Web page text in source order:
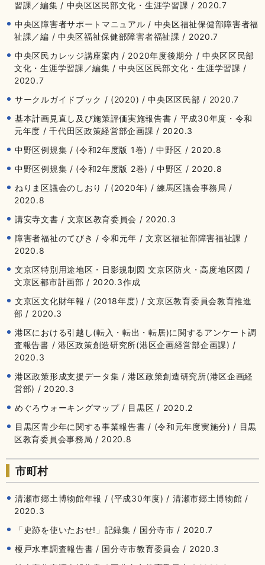
習課／編集 / 中央区区民部文化・生涯学習課 / 2020.7
中央区障害者サポートマニュアル / 中央区福祉保健部障害者福
祉課／編 / 中央区福祉保健部障害者福祉課 / 2020.7
中央区民カレッジ講座案内 / 2020年度後期分 / 中央区区民部
文化・生涯学習課／編集 / 中央区区民部文化・生涯学習課 /
2020.7
サークルガイドブック / (2020) / 中央区区民部 / 2020.7
基本計画見直し及び施策評価実施報告書 / 平成30年度・令和
元年度 / 千代田区政策経営部企画課 / 2020.3
中野区例規集 / (令和2年度版 1巻) / 中野区 / 2020.8
中野区例規集 / (令和2年度版 2巻) / 中野区 / 2020.8
ねりま区議会のしおり / (2020年) / 練馬区議会事務局 /
2020.8
講安寺文書 / 文京区教育委員会 / 2020.3
障害者福祉のてびき / 令和元年 / 文京区福祉部障害福祉課 /
2020.8
文京区特別用途地区・日影規制図 文京区防火・高度地区図 /
文京区都市計画部 / 2020.3作成
文京区文化財年報 / (2018年度) / 文京区教育委員会教育推進
部 / 2020.3
港区における引越し(転入・転出・転居)に関するアンケート調
査報告書 / 港区政策創造研究所(港区企画経営部企画課) /
2020.3
港区政策形成支援データ集 / 港区政策創造研究所(港区企画経
営部) / 2020.3
めぐろウォーキングマップ / 目黒区 / 2020.2
目黒区青少年に関する事業報告書 / (令和元年度実施分) / 目黒
区教育委員会事務局 / 2020.8
市町村
清瀬市郷土博物館年報 / (平成30年度) / 清瀬市郷土博物館 /
2020.3
「史跡を使いたおせ!」記録集 / 国分寺市 / 2020.7
榎戸水車調査報告書 / 国分寺市教育委員会 / 2020.3